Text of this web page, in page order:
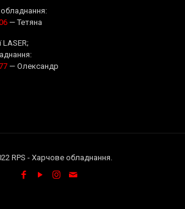
— Тетяна
LASER;
— Олександр
RPS - Харчове обладнання.